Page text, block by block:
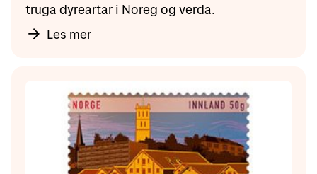
truga dyreartar i Noreg og verda.
Les mer